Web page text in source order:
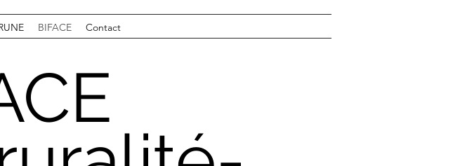
BIFACE Contact